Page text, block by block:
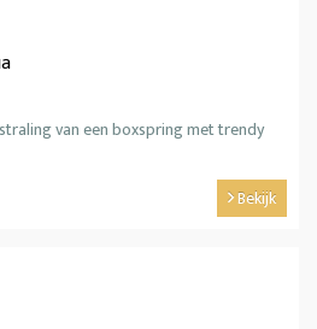
van een boxspring met trendy
Bekijk